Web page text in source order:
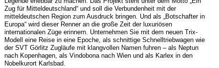
Zug für Mitteldeutschland“ und soll die Verbundenheit mit der
mitteldeutschen Region zum Ausdruck bringen. Und als „Botschafter in
Europa“ wird dieser Renner an die große Zeit der luxuriösen
internationalen Züge erinnern. Unternehmen Sie mit dem neuen Trix-
Modell eine Reise in eine Epoche, als schnittige Schnelltriebwagen wie
der SVT Görlitz Zugläufe mit klangvollen Namen fuhren – als Neptun
nach Kopenhagen, als Vindobona nach Wien und als Karlex in den
Nobelkurort Karlsbad.